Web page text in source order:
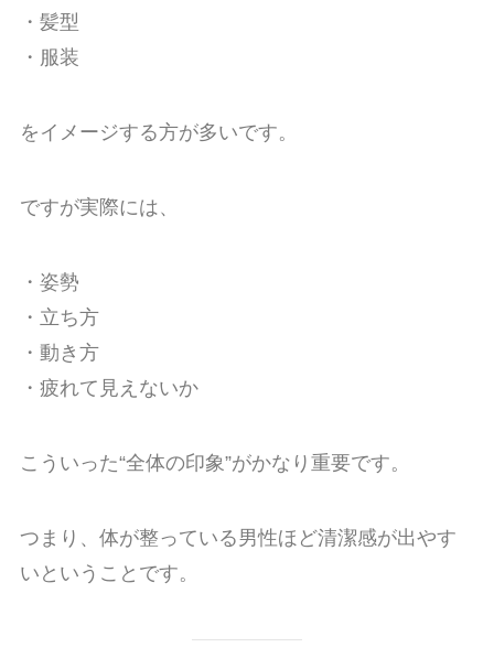
・髪型
・服装
をイメージする方が多いです。
ですが実際には、
・姿勢
・立ち方
・動き方
・疲れて見えないか
こういった“全体の印象”がかなり重要です。
つまり、体が整っている男性ほど清潔感が出やす
いということです。